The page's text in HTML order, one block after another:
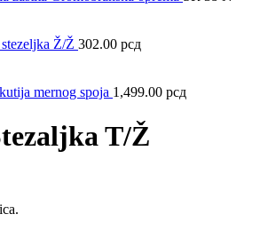
Ž/Ž 302.00 рсд
mernog spoja 1,499.00 рсд
T/Ž